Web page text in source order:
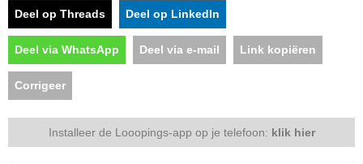
Deel op Threads Deel op LinkedIn
Deel via WhatsApp Deel via e-mail Link kopiëren
Corrigeer
Installeer de Looopings-app op je telefoon: klik hier